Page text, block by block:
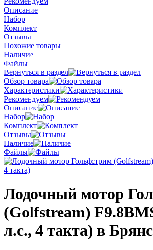
Описание
Набор
Комплект
Отзывы
Похожие товары
Наличие
Файлы
Вернуться в раздел
Обзор товара
Характеристики
Рекомендуем
Описание
Набор
Комплект
Отзывы
Наличие
Файлы
Лодочный мотор
(Golfstream)
л.с., 4 такта) в